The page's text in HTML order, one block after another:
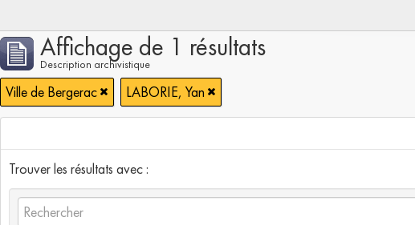
Affichage de 1 résultats
Description archivistique
Ville de Bergerac LABORIE, Yan
Trouver les résultats avec :